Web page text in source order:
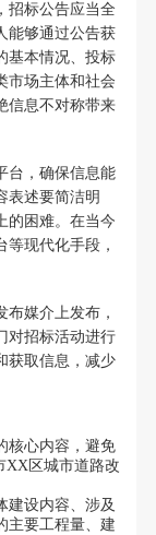
招标公告应当全
能够通过公告获
基本情况、投标
市场主体和社会
信息不对称带来
台，确保信息能
表述要简洁明
的困难。在当今
现代化手段，
媒介上发布，
对招标活动进行
获取信息，减少
核心内容，避免
XX区城市道路改
建设内容、涉及
主要工程量、建